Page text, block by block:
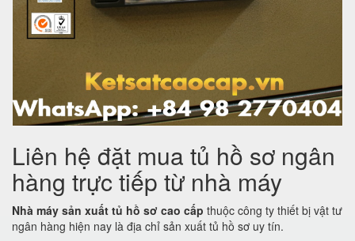
Liên hệ đặt mua tủ hồ sơ ngân
hàng trực tiếp từ nhà máy
Nhà máy sản xuất tủ hồ sơ cao cấp thuộc công ty thiết bị vật tư
ngân hàng hiện nay là địa chỉ sản xuất tủ hồ sơ uy tín.